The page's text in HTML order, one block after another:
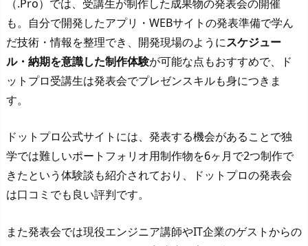
（.Pro）では、受講生が制作した成果物の発表会の開催
も。自分で開発したアプリ・WEBサイトの発表準備で学ん
だ技術・情報を整理でき、開発現場のようにスケジュー
ル・納期を意識した制作体験が可能な点もおすすめで、ド
ットプロ受講生は発表会でプレゼンスキルも身につきま
す。
ドットプロ公式サイトには、発表する機会があることで独
学では難しいポートフォリオ用制作物を6ヶ月で2つ制作で
きたという体験談も紹介されており、ドットプロの発表会
は口コミでも良い評判です。
また発表会では現役エンジニア講師やIT企業のゲストからの